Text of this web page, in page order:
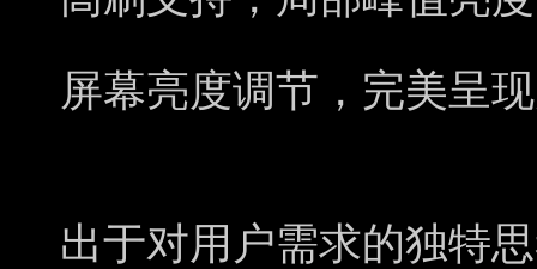
屏幕亮度调节，完美呈
出于对用户需求的独特